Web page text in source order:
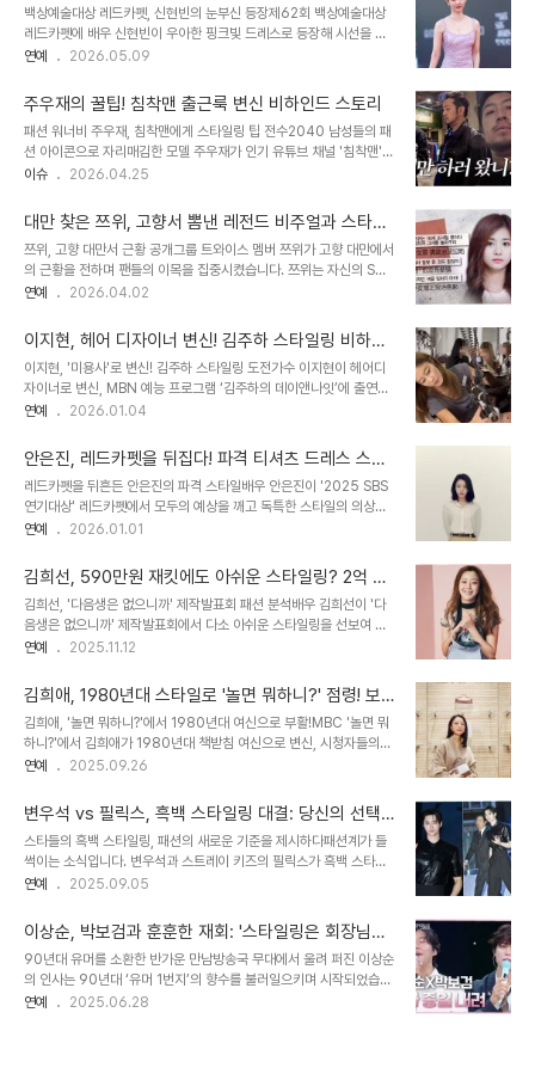
하여 시크한 분위기를 연출했습니다. 심플한 블랙 의상에 그린 컬러 펜
던트 목걸이로 포인트를 주었으며, 스트라이프 셔츠와 재킷을 레이어
드한 착장에서는 편안하면서도 스타일리시한 인상을 더했습니다. 이
차기작 '천천히 강렬하게'와 기대감한편 송..
페셔널함
백상예술대상 레드카펫, 신현빈의 눈부신 등장제62회 백상예술대상
레드카펫에 배우 신현빈이 우아한 핑크빛 드레스로 등장해 시선을 사
로잡았습니다. 화사한 분홍색 드레스와 같은 톤의 하이힐을 매치한 세
날 시상식은 신동엽, 박보검, 수지의 진행으로 매끄럽게 이어졌습니다.
예상치 못한 돌발 상황, 프로다운 대처하지만 레드카펫을 걷던 중 신현
빈은 긴 드레스 밑단에 발이 걸려 순간적으로 중심을 잃고 넘어지는 아
찔한 상황을 맞았습니다. 곧바로 몸을 추슬렀지만, 다시 한번 휘청이며
모두를 놀라게 했습니다. 이때 MC 유재필이 재빨리 다가가 부축하며
러운 사고에도 신현빈은 당황한 ..
연예 2026.05.09
주우재의 꿀팁! 침착맨 출근룩 변신 비하인드 스토리
패션 워너비 주우재, 침착맨에게 스타일링 팁 전수2040 남성들의 패
션 아이콘으로 자리매김한 모델 주우재가 인기 유튜브 채널 '침착맨'에
출연하여 화제를 모으고 있습니다. 수백만 구독자를 보유한 침착맨 채
심을 받았습니다. 특히, 패션 브랜드 '지오지아'의 앰버서더인 주우재
가 침착맨에게 직접 스타일링을 제안하며 눈길을 끌었습니다. 미리 모
집된 직장인들의 패션 고민 사연을 함께 읽고, 지오지아의 제품을 활용
하여 맞춤 스타일링을 추천하는 방식으로 진행되었습니다. 셔츠 넣어
입는 센스! 주우재가 제안한 '빅 플리츠 반팔 셔츠'의 마법콘텐츠에서
는 셔츠를 바지 위에 빼서 입..
이슈 2026.04.25
대만 찾은 쯔위, 고향서 뽐낸 레전드 비주얼과 스타일
링
쯔위, 고향 대만서 근황 공개그룹 트와이스 멤버 쯔위가 고향 대만에서
의 근황을 전하며 팬들의 이목을 집중시켰습니다. 쯔위는 자신의 SNS
를 통해 대만에서 촬영한 사진들을 공개했습니다. 사진들은 트와이스
된 것으로 보입니다. 자연스러운 긴 생머리와 내추럴한 스타일링은 청
초한 분위기를 자아내며 시선을 사로잡았습니다. 특히 골드 액세서리
로 포인트를 준 감각적인 스타일링이 돋보입니다. 성숙한 비주얼과 글
로벌 여신 아우라또 다른 사진에서는 한층 성숙해진 비주얼과 함께 여
유로운 표정으로 카메라를 응시하며 '글로벌 여신'다운 아우라를 뽐냈
운 반응을 이끌어내고 있습니다. 바쁜..
연예 2026.04.02
이지현, 헤어 디자이너 변신! 김주하 스타일링 비하인
드 & 5천만 원 투자 스토리
이지현, '미용사'로 변신! 김주하 스타일링 도전가수 이지현이 헤어디
자이너로 변신, MBN 예능 프로그램 ‘김주하의 데이앤나잇’에 출연하
여 김주하의 헤어 스타일링을 선보였습니다. 이지현은 3일 방송에서
의 머리를 손질하며 숨겨왔던 실력을 뽐냈습니다. 김주하는 이지현의
프로페셔널한 모습에 ‘원장님 포스’라며 칭찬을 아끼지 않았습니다. 이
지현은 현재 실습생 신분임에도 불구하고, 김주하의 헤어 상태를 정확
하게 파악하고, 섬세한 손길로 스타일링을 진행하는 모습을 보여주었
습니다. 이지현, 김주하 헤어스타일 진단: 짧은 머리의 숨겨진 이야기
가 너무 짧으시다. 탑머리 부분이 길어..
연예 2026.01.04
안은진, 레드카펫을 뒤집다! 파격 티셔츠 드레스 스타
일링 분석
레드카펫을 뒤흔든 안은진의 파격 스타일배우 안은진이 '2025 SBS
연기대상' 레드카펫에서 모두의 예상을 깨고 독특한 스타일의 의상으
로 등장하여 시선을 사로잡았습니다. 기존의 화려한 드레스 대신, 티셔
거운 반응을 이끌어냈습니다. 안은진은 자신만의 개성을 드러내며 레
드카펫의 고정관념을 깼다는 평가를 받았습니다. 파격적인 디자인, 숨
겨진 매력안은진이 선택한 의상은 단순한 티셔츠가 아니었습니다. 기
본 티셔츠 실루엣을 모티브로, 과도한 장식이나 노출 없이도 강렬한 인
상을 남겼습니다. 롱 스커트와의 조화는 단정하면서도 절제된 분위기
는 레드카펫 위에서 더욱 돋보이는 반전 매력을..
연예 2026.01.01
김희선, 590만원 재킷에도 아쉬운 스타일링? 2억 시
계마저…
김희선, '다음생은 없으니까' 제작발표회 패션 분석배우 김희선이 '다
음생은 없으니까' 제작발표회에서 다소 아쉬운 스타일링을 선보여 화
제를 모으고 있습니다. 10일 오후 서울 마포구에서 열린 행사에는 김
이날 김희선은 고가의 명품 의상을 착용했지만, 과도한 스타일링으로
인해 아쉬움을 자아냈습니다. 그녀의 패션에 대한 자세한 분석과 함께,
작품에 대한 기대감을 높이는 정보를 전달해 드립니다. 590만원 재
킷, 2억원 시계… 화려함 속에 숨겨진 아쉬움김희선은 이날 590만원
상당의 명품 재킷을 착용했습니다. 하지만 과도한 러플이 달린 원피스
이스 이너, 리본 디테일이 더해..
연예 2025.11.12
김희애, 1980년대 스타일로 '놀면 뭐하니?' 점령! 보
라색 투피스, 추억 소환!
김희애, '놀면 뭐하니?'에서 1980년대 여신으로 부활!MBC '놀면 뭐
하니?'에서 김희애가 1980년대 책받침 여신으로 변신, 시청자들의
추억을 소환할 예정입니다. 낭만과 감성이 넘실거렸던 1980년대를
으로 보입니다. 특히, 김희애는 1980년대 스타일을 완벽하게 재현하
기 위해, 출근길부터 심혈을 기울였다는 후문입니다. 김희애의 변신은
단순히 스타일을 따라 하는 것을 넘어, 시대를 초월한 아름다움을 보여
줄 것으로 기대됩니다. 27일 방송을 통해, 김희애가 선사할 1980년
대 스타일의 진수를 확인해 보세요. 보라색 투피스, 1980년대 스타일
투피스를 착용하여, 당시..
연예 2025.09.26
변우석 vs 필릭스, 흑백 스타일링 대결: 당신의 선택
은?
스타들의 흑백 스타일링, 패션의 새로운 기준을 제시하다패션계가 들
썩이는 소식입니다. 변우석과 스트레이 키즈의 필릭스가 흑백 스타일
링을 통해 자신만의 개성을 드러내며, 패셔니스타들의 이목을 집중시
매력을 극대화하는 강력한 수단으로 활용되었습니다. 이번 스타일링
대결은 패션 트렌드를 선도하는 두 아티스트의 개성을 엿볼 수 있는 기
회이자, 흑백이라는 제한된 팔레트 안에서 무궁무진한 스타일을 창조
해낼 수 있다는 것을 보여주는 사례입니다. 변우석, 올 블랙 룩으로 시
크함의 정수를 보여주다변우석은 올 블랙에 가까운 룩을 통해 강렬한
연예 2025.09.05
이상순, 박보검과 훈훈한 재회: '스타일링은 회장님
몫' 비하인드 스토리
90년대 유머를 소환한 반가운 만남방송국 무대에서 울려 퍼진 이상순
의 인사는 90년대 ‘유머 1번지’의 향수를 불러일으키며 시작되었습니
다. 이상순은 박보검을 향해 반가움을 표현했고, 두 사람은 포옹하며
연예 2025.06.28